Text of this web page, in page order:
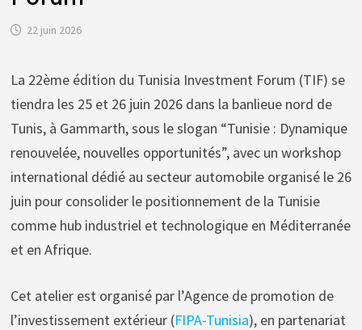
22 juin 2026
La 22ème édition du Tunisia Investment Forum (TIF) se
tiendra les 25 et 26 juin 2026 dans la banlieue nord de
Tunis, à Gammarth, sous le slogan “Tunisie : Dynamique
renouvelée, nouvelles opportunités”, avec un workshop
international dédié au secteur automobile organisé le 26
juin pour consolider le positionnement de la Tunisie
comme hub industriel et technologique en Méditerranée
et en Afrique.
Cet atelier est organisé par l’Agence de promotion de
l’investissement extérieur (FIPA-Tunisia), en partenariat